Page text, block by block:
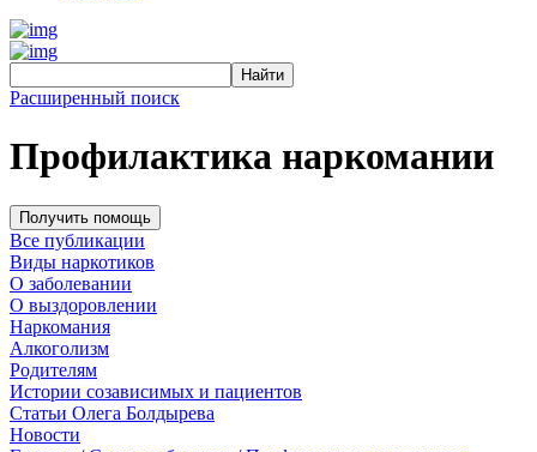
Расширенный поиск
Профилактика наркомании
Получить помощь
Все публикации
Виды наркотиков
О заболевании
О выздоровлении
Наркомания
Алкоголизм
Родителям
Истории созависимых и пациентов
Cтатьи Олега Болдырева
Новости